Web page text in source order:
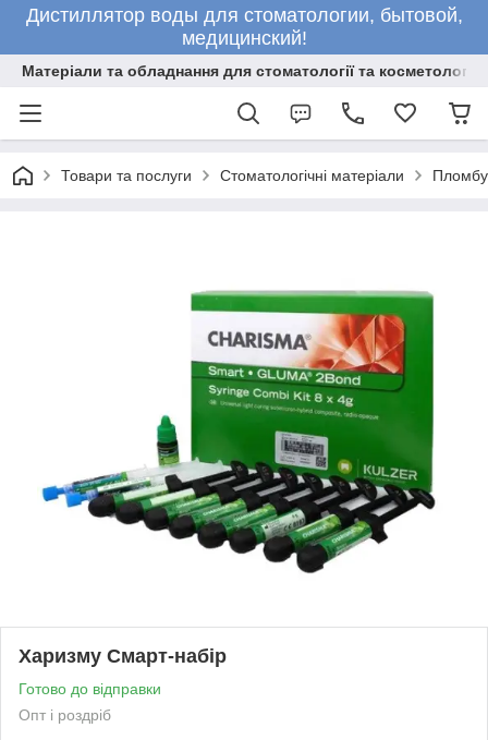
Дистиллятор воды для стоматологии, бытовой,
медицинский!
Матеріали та обладнання для стоматології та косметології
Товари та послуги Стоматологічні матеріали
Харизму Смарт-набір
Готово до відправки
Опт і роздріб